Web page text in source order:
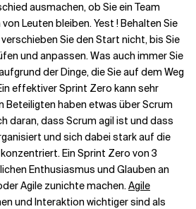
ausmachen, ob Sie ein Team
Leuten bleiben. Yest ! Behalten Sie
Sie den Start nicht, bis Sie
und anpassen. Was auch immer Sie
der Dinge, die Sie auf dem Weg
effektiver Sprint Zero kann sehr
Beteiligten haben etwas über Scrum
daran, dass Scrum agil ist und dass
und sich dabei stark auf die
Ein Sprint Zero von 3
Enthusiasmus und Glauben an
Agile zunichte machen.Agile
und Interaktion wichtiger sind als